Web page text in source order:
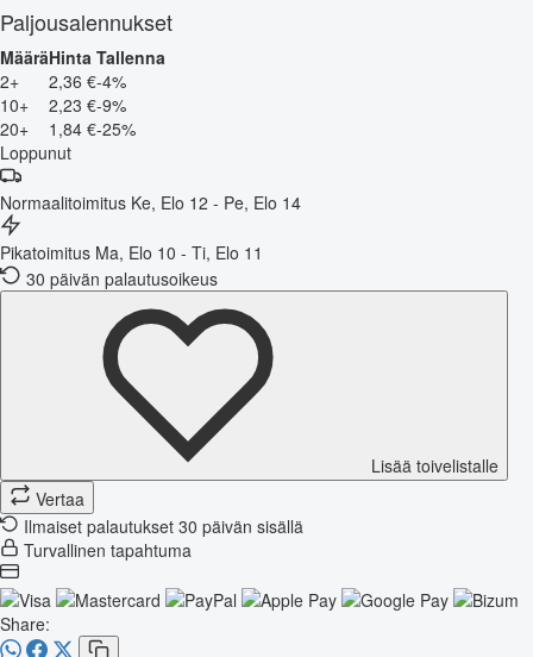
Paljousalennukset
MääräHinta Tallenna
2+
2,36 €-4%
10+
2,23 €-9%
20+
1,84 €-25%
Loppunut
Normaalitoimitus Ke, Elo 12 - Pe, Elo 14
Pikatoimitus Ma, Elo 10 - Ti, Elo 11
30 päivän palautusoikeus
Lisää toivelistalle
Vertaa
Ilmaiset palautukset 30 päivän sisällä
Turvallinen tapahtuma
Share: